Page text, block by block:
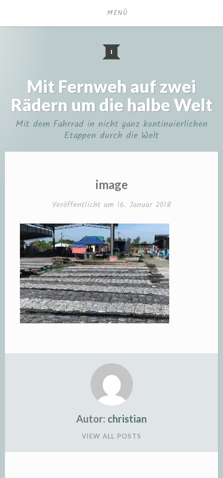
MENÜ
Mit Fernweh auf zwei
Rädern um die halbe Welt
Mit dem Fahrrad in nicht ganz kontinuierlichen
Etappen durch die Welt
image
Veröffentlicht am 16. Januar 2018
Autor: christian
VIEW ALL POSTS